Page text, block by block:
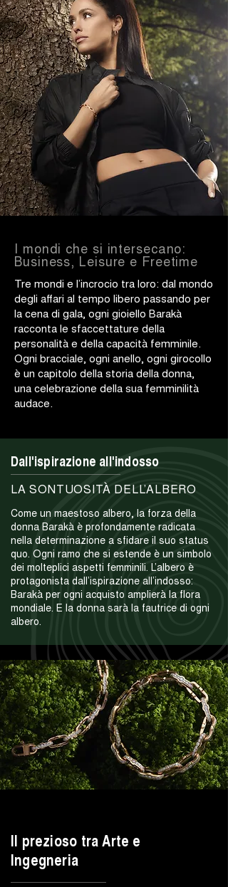
I mondi che si intersecano:
Business, Leisure e Freetime
Tre mondi e l’incrocio tra loro: dal mondo
degli affari al tempo libero passando per
la cena di gala, ogni gioiello Barakà
racconta le sfaccettature della
personalità e della capacità femminile.
Ogni bracciale, ogni anello, ogni girocollo
è un capitolo della storia della donna,
una celebrazione della sua femminilità
audace.
Dall'ispirazione all'indosso
LA SONTUOSITÀ DELL’ALBERO
Come un maestoso albero, la forza della
donna Barakà è profondamente radicata
nella determinazione a sfidare il suo status
quo. Ogni ramo che si estende è un simbolo
dei molteplici aspetti femminili. L’albero è
protagonista dall’ispirazione all’indosso:
Barakà per ogni acquisto amplierà la flora
mondiale. E la donna sarà la fautrice di ogni
albero.
Il prezioso tra Arte e
Ingegneria